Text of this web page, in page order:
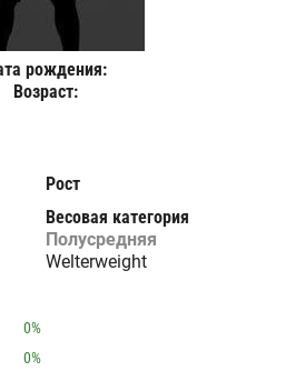
рождения:
Возраст:
Рост
Весовая категория
Полусредняя
Welterweight
0%
0%